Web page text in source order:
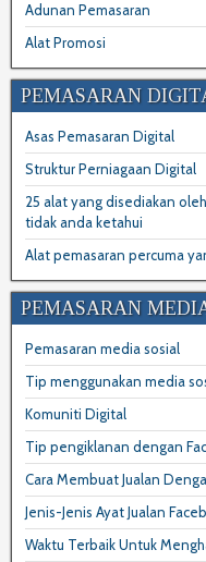
Adunan Pemasaran
Alat Promosi
PEMASARAN
Asas Pemasaran Digital
Struktur Perniagaan Digital
25 alat yang disediakan
tidak anda ketahui
Alat pemasaran percuma
PEMASARAN
Pemasaran media sosial
Tip menggunakan media
Komuniti Digital
Tip pengiklanan dengan
Cara Membuat Jualan
Jenis-Jenis Ayat Jualan
Waktu Terbaik Untuk